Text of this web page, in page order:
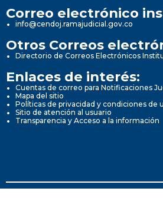
Correo electrónico
info@cendoj.ramajudicial.gov.co
Otros Correos
Directorio de Correos Electrónicos
Enlaces de interés:
Cuentas de correo para Notificaciones
Mapa del sitio
Políticas de privacidad y condiciones de
Sitio de atención al usuario
Transparencia y Acceso a la información